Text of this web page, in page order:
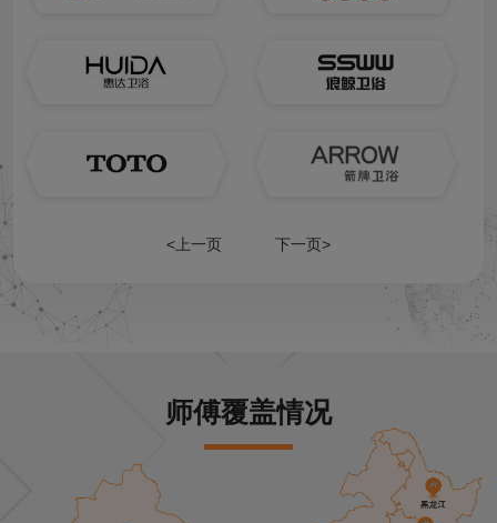
<上一页 下一页>
师傅覆盖情况